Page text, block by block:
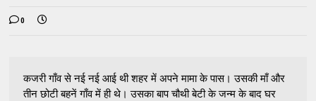
0
कजरी गाँव से नई नई आई थी शहर में अपने मामा के पास। उसकी माँ और
तीन छोटी बहनें गाँव में ही थे। उसका बाप चौथी बेटी के जन्म के बाद घर